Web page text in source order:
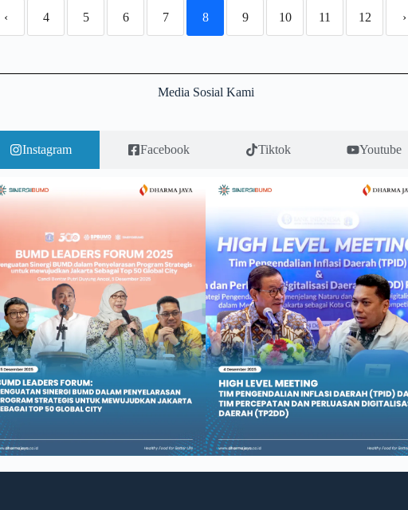
‹ 4 5 6 7 8 9 10 11 12 ›
Media Sosial Kami
Instagram Facebook Tiktok Youtube